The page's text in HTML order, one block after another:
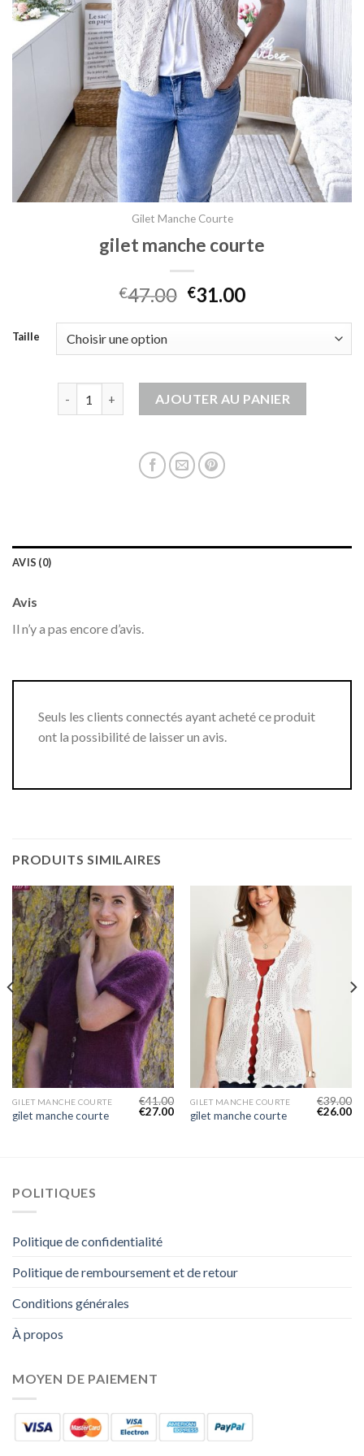
Gilet Manche Courte
gilet manche courte
€47.00 €31.00
Taille
AJOUTER AU PANIER
AVIS (0)
Avis
Il n’y a pas encore d’avis.
Seuls les clients connectés ayant acheté ce produit
ont la possibilité de laisser un avis.
PRODUITS SIMILAIRES
GILET MANCHE COURTE
gilet manche courte
€41.00
€27.00
GILET MANCHE COURTE
gilet manche courte
€39.00
€26.00
POLITIQUES
Politique de confidentialité
Politique de remboursement et de retour
Conditions générales
À propos
MOYEN DE PAIEMENT